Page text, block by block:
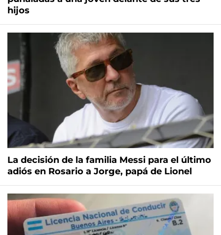
hijos
La decisión de la familia Messi para el último
adiós en Rosario a Jorge, papá de Lionel